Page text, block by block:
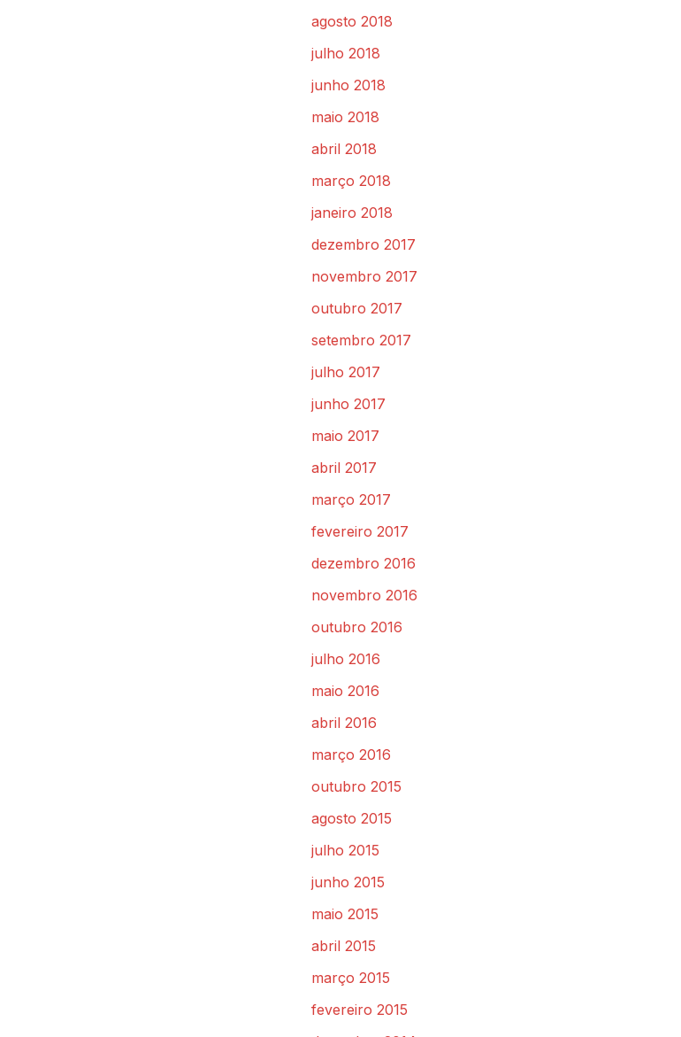
agosto 2018
julho 2018
junho 2018
maio 2018
abril 2018
março 2018
janeiro 2018
dezembro 2017
novembro 2017
outubro 2017
setembro 2017
julho 2017
junho 2017
maio 2017
abril 2017
março 2017
fevereiro 2017
dezembro 2016
novembro 2016
outubro 2016
julho 2016
maio 2016
abril 2016
março 2016
outubro 2015
agosto 2015
julho 2015
junho 2015
maio 2015
abril 2015
março 2015
fevereiro 2015